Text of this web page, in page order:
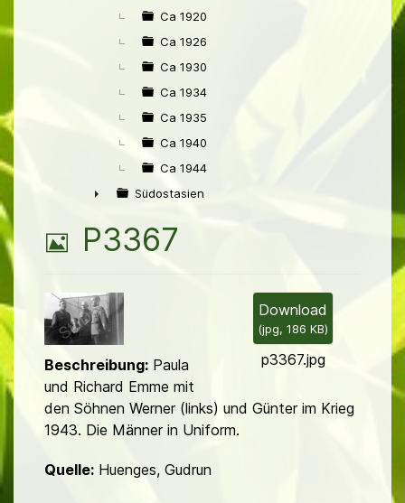
Ca 1920
Ca 1926
Ca 1930
Ca 1934
Ca 1935
Ca 1940
Ca 1944
Südostasien
B
l
d
P3367
Download
(jpg, 186 KB)
p3367.jpg
Beschreibung: Paula
und Richard Emme mit
den Söhnen Werner (links) und Günter im Krieg
1943. Die Männer in Uniform.
Quelle: Huenges, Gudrun